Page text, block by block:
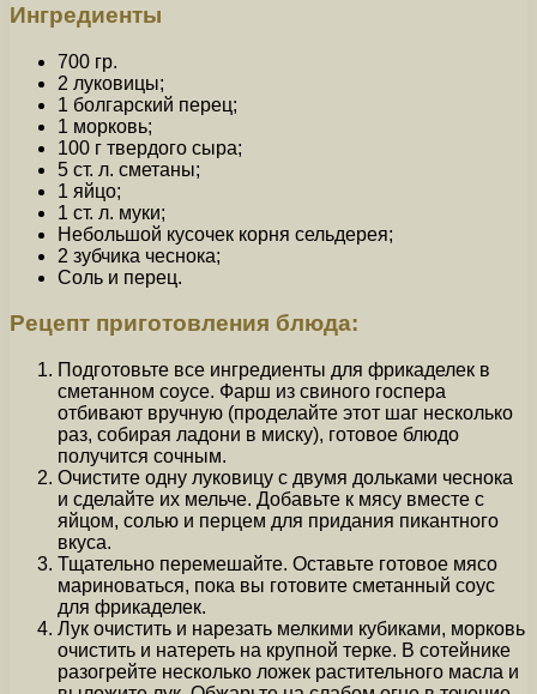
Ингредиенты
700 гр.
2 луковицы;
1 болгарский перец;
1 морковь;
100 г твердого сыра;
5 ст. л. сметаны;
1 яйцо;
1 ст. л. муки;
Небольшой кусочек корня сельдерея;
2 зубчика чеснока;
Соль и перец.
Рецепт приготовления блюда:
Подготовьте все ингредиенты для фрикаделек в
сметанном соусе. Фарш из свиного госпера
отбивают вручную (проделайте этот шаг несколько
раз, собирая ладони в миску), готовое блюдо
получится сочным.
Очистите одну луковицу с двумя дольками чеснока
и сделайте их мельче. Добавьте к мясу вместе с
яйцом, солью и перцем для придания пикантного
вкуса.
Тщательно перемешайте. Оставьте готовое мясо
мариноваться, пока вы готовите сметанный соус
для фрикаделек.
Лук очистить и нарезать мелкими кубиками, морковь
очистить и натереть на крупной терке. В сотейнике
разогрейте несколько ложек растительного масла и